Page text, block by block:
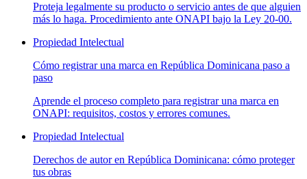
Proteja legalmente su producto o servicio antes de que alguien
más lo haga. Procedimiento ante ONAPI bajo la Ley 20-00.
Propiedad Intelectual
Cómo registrar una marca en República Dominicana paso a
paso
Aprende el proceso completo para registrar una marca en
ONAPI: requisitos, costos y errores comunes.
Propiedad Intelectual
Derechos de autor en República Dominicana: cómo proteger
tus obras